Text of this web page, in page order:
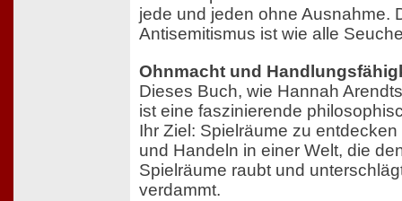
jede und jeden ohne Ausnahme.
Antisemitismus ist wie alle
Ohnmacht und
Dieses Buch, wie Hannah
ist eine faszinierende
Ihr Ziel: Spielräume zu
und Handeln in einer Welt, die
Spielräume raubt und
verdammt.